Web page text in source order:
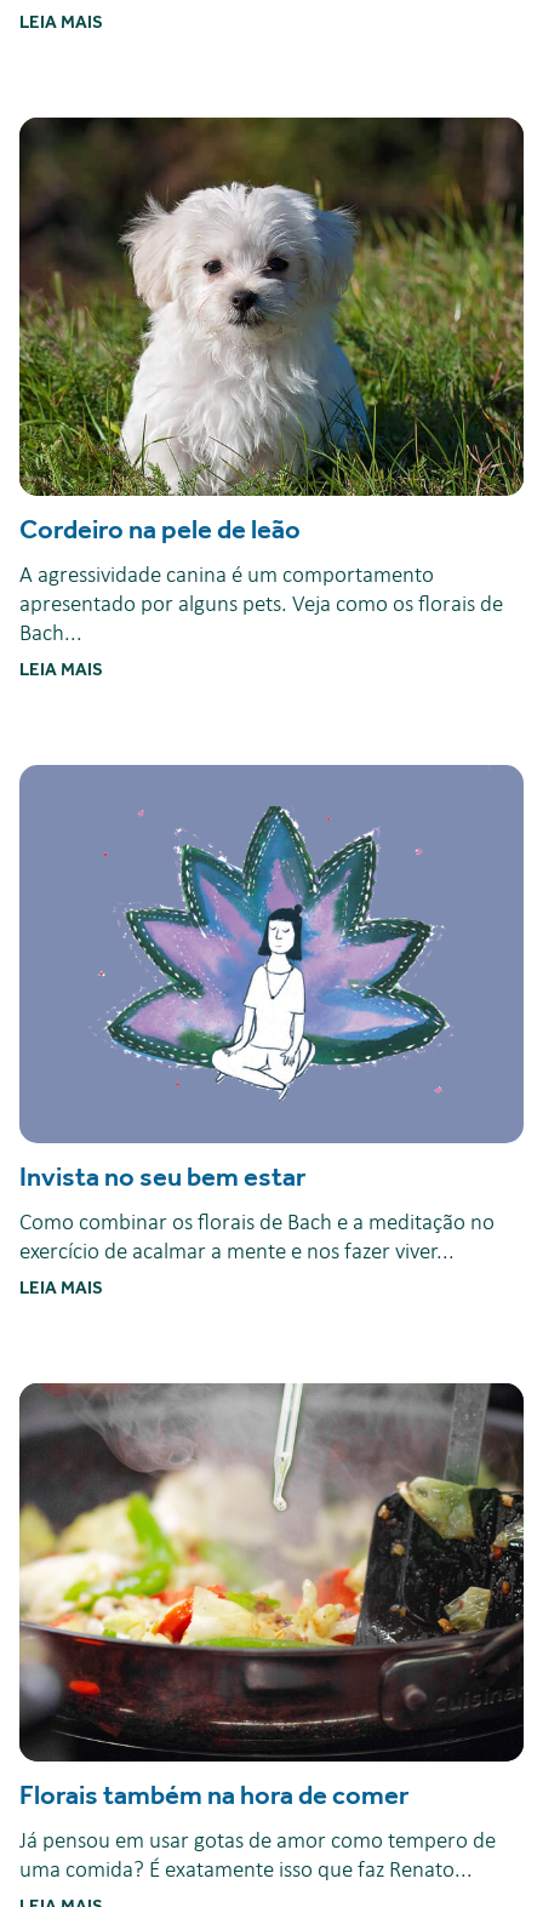
LEIA MAIS
Cordeiro na pele de leão
A agressividade canina é um comportamento
apresentado por alguns pets. Veja como os florais de
Bach...
LEIA MAIS
Invista no seu bem estar
Como combinar os florais de Bach e a meditação no
exercício de acalmar a mente e nos fazer viver...
LEIA MAIS
Florais também na hora de comer
Já pensou em usar gotas de amor como tempero de
uma comida? É exatamente isso que faz Renato...